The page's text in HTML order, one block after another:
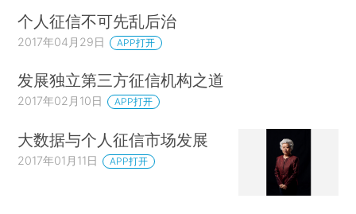
个人征信不可先乱后治
2017年04月29日 APP打开
发展独立第三方征信机构之道
2017年02月10日 APP打开
大数据与个人征信市场发展
2017年01月11日 APP打开